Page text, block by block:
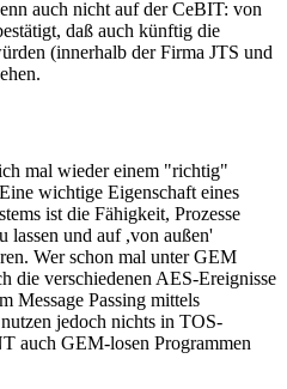
auch nicht auf der CeBIT: von
daß auch künftig die
(innerhalb der Firma JTS und
mal wieder einem "richtig"
wichtige Eigenschaft eines
ist die Fähigkeit, Prozesse
lassen und auf ,von außen'
Wer schon mal unter GEM
die verschiedenen AES-Ereignisse
Message Passing mittels
jedoch nichts in TOS-
auch GEM-losen Programmen